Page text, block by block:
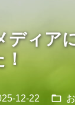
ディア
！
12-22 folder_open